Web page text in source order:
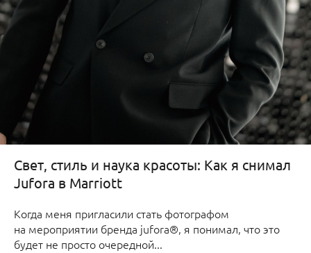
Свет, стиль и наука красоты: Как я снимал
Jufora в Marriott
Когда меня пригласили стать фотографом
на мероприятии бренда jufora®, я понимал, что это
будет не просто очередной...